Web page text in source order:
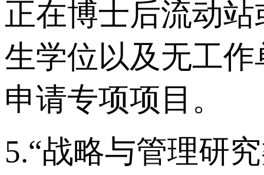
正在博士后流动
生学位以及无工
申请专项项目。
5.“战略与管理研